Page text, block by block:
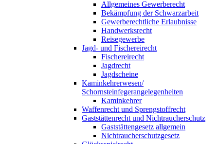
Allgemeines Gewerberecht
Bekämpfung der Schwarzarbeit
Gewerberechtliche Erlaubnisse
Handwerksrecht
Reisegewerbe
Jagd- und Fischereirecht
Fischereirecht
Jagdrecht
Jagdscheine
Kaminkehrerwesen/
Schornsteinfegerangelegenheiten
Kaminkehrer
Waffenrecht und Sprengstoffrecht
Gaststättenrecht und Nichtraucherschutz
Gaststättengesetz allgemein
Nichtraucherschutzgesetz